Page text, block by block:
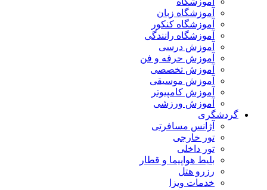
آموزشگاه زبان
آموزشگاه کنکور
آموزشگاه رانندگی
آموزش درسی
آموزش حرفه و فن
آموزش تخصصی
آموزش موسیقی
آموزش کامپیوتر
آموزش ورزشی
گردشگری
آژانس مسافرتی
تور خارجی
تور داخلی
بلیط هواپیما و قطار
رزرو هتل
خدمات ویزا